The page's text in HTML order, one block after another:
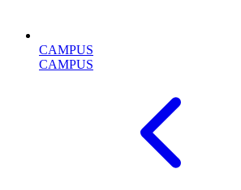
CAMPUS
CAMPUS